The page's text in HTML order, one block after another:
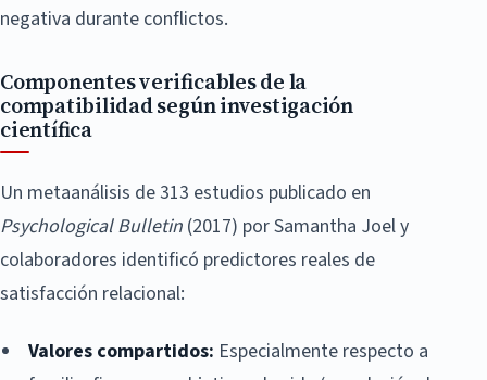
negativa durante conflictos.
Componentes verificables de la
compatibilidad según investigación
científica
Un metaanálisis de 313 estudios publicado en
Psychological Bulletin (2017) por Samantha Joel y
colaboradores identificó predictores reales de
satisfacción relacional:
Valores compartidos: Especialmente respecto a